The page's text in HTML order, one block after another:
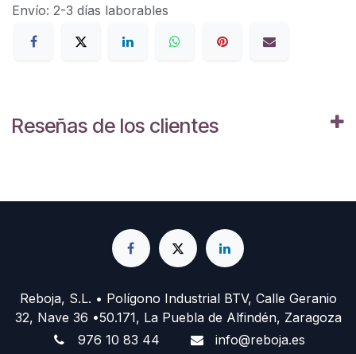
Envío: 2-3 días laborables
Reseñas de los clientes
Reboja, S.L. • Polígono Industrial BTV, Calle Geranio
32, Nave 36 •50.171, La Puebla de Alfindén, Zaragoza
976 10 83 44
info@reboja.es